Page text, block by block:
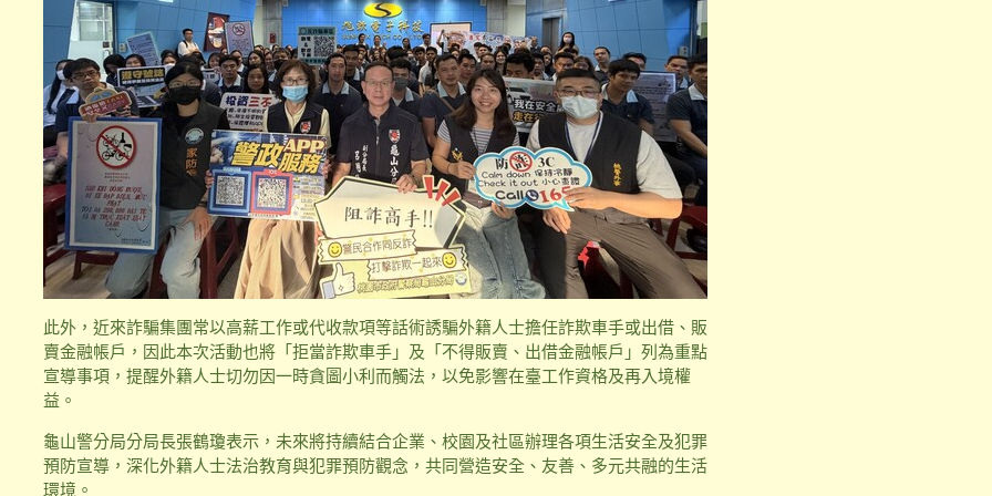
此外，近來詐騙集團常以高薪工作或代收款項等話術誘騙外籍人士擔任詐欺車手或出借、販
賣金融帳戶，因此本次活動也將「拒當詐欺車手」及「不得販賣、出借金融帳戶」列為重點
宣導事項，提醒外籍人士切勿因一時貪圖小利而觸法，以免影響在臺工作資格及再入境權
益。
龜山警分局分局長張鶴瓊表示，未來將持續結合企業、校園及社區辦理各項生活安全及犯罪
預防宣導，深化外籍人士法治教育與犯罪預防觀念，共同營造安全、友善、多元共融的生活
環境。